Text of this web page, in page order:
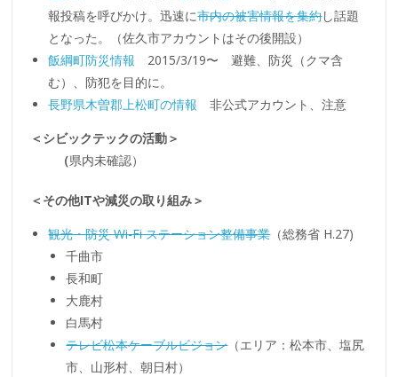
報投稿を呼びかけ。迅速に市内の被害情報を集約し話題
となった。（佐久市アカウントはその後開設）
飯綱町防災情報 2015/3/19〜 避難、防災（クマ含
む）、防犯を目的に。
長野県木曽郡上松町の情報 非公式アカウント、注意
＜シビックテックの活動＞
（県内未確認）
＜その他ITや減災の取り組み＞
観光・防災 Wi-Fi ステーション整備事業（総務省 H.27)
千曲市
長和町
大鹿村
白馬村
テレビ松本ケーブルビジョン（エリア：松本市、塩尻
市、山形村、朝日村）